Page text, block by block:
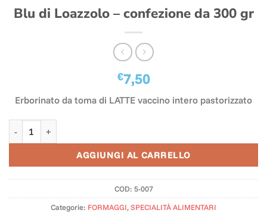
Blu di Loazzolo – confezione da 300 gr
€7,50
Erborinato da toma di LATTE vaccino intero pastorizzato
AGGIUNGI AL CARRELLO
COD: 5-007
Categorie: FORMAGGI,SPECIALITÀ ALIMENTARI